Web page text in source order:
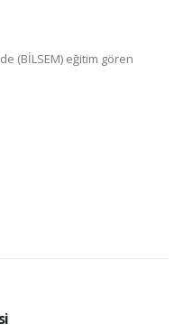
(BİLSEM) eğitim gören